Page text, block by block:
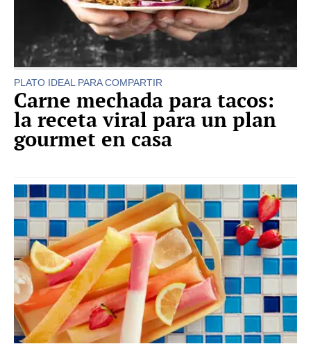
PLATO IDEAL PARA COMPARTIR
Carne mechada para tacos:
la receta viral para un plan
gourmet en casa